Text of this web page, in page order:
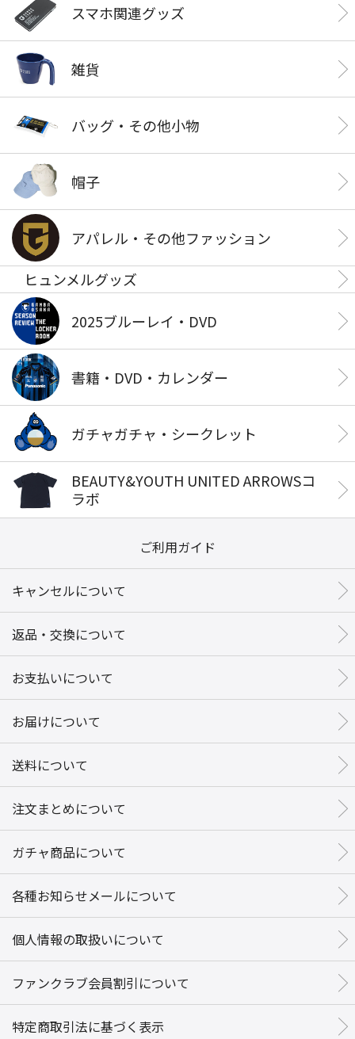
スマホ関連グッズ
雑貨
バッグ・その他小物
帽子
アパレル・その他ファッション
ヒュンメルグッズ
2025ブルーレイ・DVD
書籍・DVD・カレンダー
ガチャガチャ・シークレット
BEAUTY&YOUTH UNITED ARROWSコ
ラボ
ご利用ガイド
キャンセルについて
返品・交換について
お支払いについて
お届けについて
送料について
注文まとめについて
ガチャ商品について
各種お知らせメールについて
個人情報の取扱いについて
ファンクラブ会員割引について
特定商取引法に基づく表示